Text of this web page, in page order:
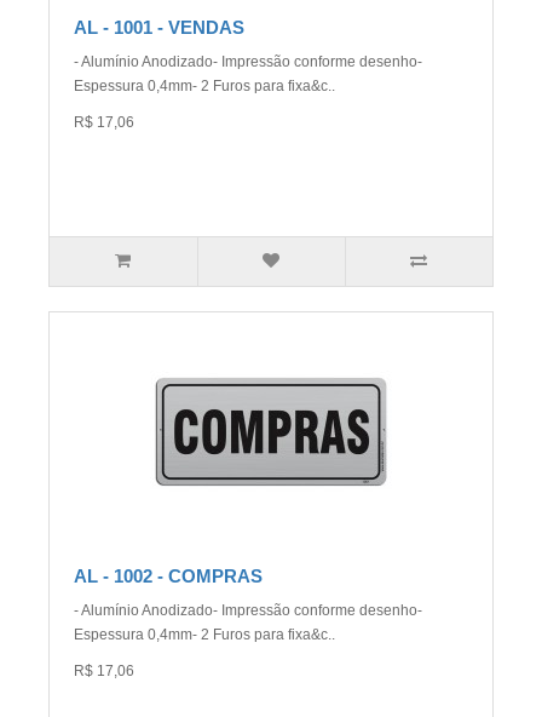
AL - 1001 - VENDAS
- Alumínio Anodizado- Impressão conforme desenho-
Espessura 0,4mm- 2 Furos para fixa&c..
R$ 17,06
AL - 1002 - COMPRAS
- Alumínio Anodizado- Impressão conforme desenho-
Espessura 0,4mm- 2 Furos para fixa&c..
R$ 17,06